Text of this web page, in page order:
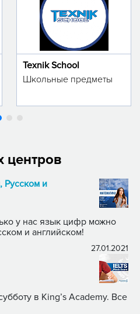
Texnik School
Школьные предметы
центров
Русском и
у нас язык цифр можно
и английском!
27.01.2021
в King’s Academy. Все